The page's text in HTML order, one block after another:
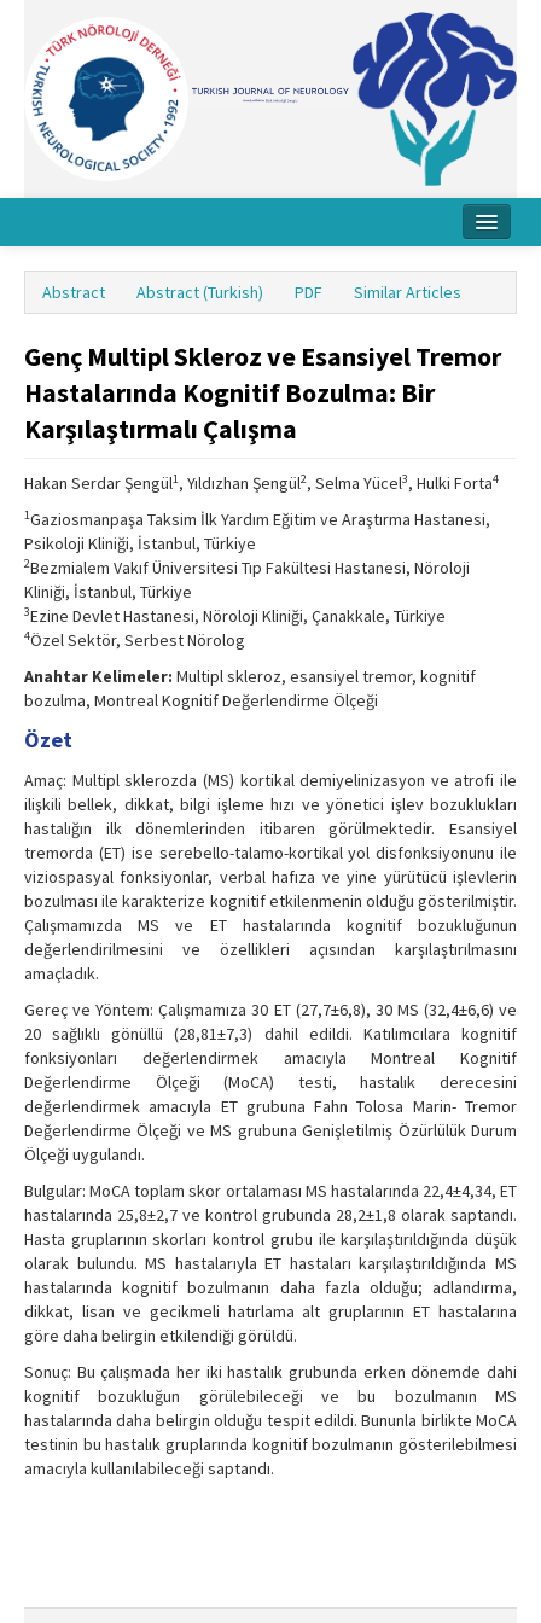
About Journal
Board
Instructions
Abstract Abstract (Turkish) PDF Similar Articles
Genç Multipl Skleroz ve Esansiyel Tremor
Hastalarında Kognitif Bozulma: Bir
Karşılaştırmalı Çalışma
Hakan Serdar Şengül1, Yıldızhan Şengül2, Selma Yücel3, Hulki Forta4
1Gaziosmanpaşa Taksim İlk Yardım Eğitim ve Araştırma Hastanesi,
Psikoloji Kliniği, İstanbul, Türkiye
2Bezmialem Vakıf Üniversitesi Tıp Fakültesi Hastanesi, Nöroloji
Kliniği, İstanbul, Türkiye
3Ezine Devlet Hastanesi, Nöroloji Kliniği, Çanakkale, Türkiye
4Özel Sektör, Serbest Nörolog
Anahtar Kelimeler: Multipl skleroz, esansiyel tremor, kognitif
bozulma, Montreal Kognitif Değerlendirme Ölçeği
Özet
Amaç: Multipl sklerozda (MS) kortikal demiyelinizasyon ve atrofi ile
ilişkili bellek, dikkat, bilgi işleme hızı ve yönetici işlev bozuklukları
hastalığın ilk dönemlerinden itibaren görülmektedir. Esansiyel
tremorda (ET) ise serebello-talamo-kortikal yol disfonksiyonunu ile
viziospasyal fonksiyonlar, verbal hafıza ve yine yürütücü işlevlerin
bozulması ile karakterize kognitif etkilenmenin olduğu gösterilmiştir.
Çalışmamızda MS ve ET hastalarında kognitif bozukluğunun
değerlendirilmesini ve özellikleri açısından karşılaştırılmasını
amaçladık.
Gereç ve Yöntem: Çalışmamıza 30 ET (27,7±6,8), 30 MS (32,4±6,6) ve
20 sağlıklı gönüllü (28,81±7,3) dahil edildi. Katılımcılara kognitif
fonksiyonları değerlendirmek amacıyla Montreal Kognitif
Değerlendirme Ölçeği (MoCA) testi, hastalık derecesini
değerlendirmek amacıyla ET grubuna Fahn Tolosa Marin- Tremor
Değerlendirme Ölçeği ve MS grubuna Genişletilmiş Özürlülük Durum
Ölçeği uygulandı.
Bulgular: MoCA toplam skor ortalaması MS hastalarında 22,4±4,34, ET
hastalarında 25,8±2,7 ve kontrol grubunda 28,2±1,8 olarak saptandı.
Hasta gruplarının skorları kontrol grubu ile karşılaştırıldığında düşük
olarak bulundu. MS hastalarıyla ET hastaları karşılaştırıldığında MS
hastalarında kognitif bozulmanın daha fazla olduğu; adlandırma,
dikkat, lisan ve gecikmeli hatırlama alt gruplarının ET hastalarına
göre daha belirgin etkilendiği görüldü.
Sonuç: Bu çalışmada her iki hastalık grubunda erken dönemde dahi
kognitif bozukluğun görülebileceği ve bu bozulmanın MS
hastalarında daha belirgin olduğu tespit edildi. Bununla birlikte MoCA
testinin bu hastalık gruplarında kognitif bozulmanın gösterilebilmesi
amacıyla kullanılabileceği saptandı.